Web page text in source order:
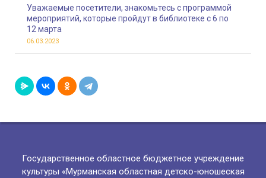
Уважаемые посетители, знакомьтесь с программой
мероприятий, которые пройдут в библиотеке с 6 по
12 марта
06.03.2023
Государственное областное бюджетное учреждение
культуры «Мурманская областная детско-юношеская